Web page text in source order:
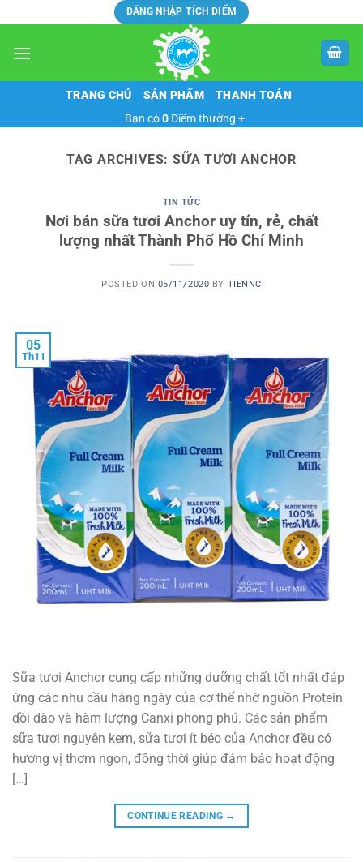
to
content
ĐĂNG NHẬP TÍCH ĐIỂM
TRANG CHỦ SẢN PHẨM THANH TOÁN
Bạn có0Điểm thưởng +
TAG ARCHIVES:SỮA TƯƠI ANCHOR
TIN TỨC
Nơi bán sữa tươi Anchor uy tín, rẻ, chất
lượng nhất Thành Phố Hồ Chí Minh
POSTED ON 05/11/2020 BY TIENNC
05
Th11
Sữa tươi Anchor cung cấp những dưỡng chất tốt nhất đáp
ứng các nhu cầu hàng ngày của cơ thể nhờ nguồn Protein
dồi dào và hàm lượng Canxi phong phú. Các sản phẩm
sữa tươi nguyên kem, sữa tươi ít béo của Anchor đều có
hương vị thơm ngon, đồng thời giúp đảm bảo hoạt động
[…]
CONTINUE READING →